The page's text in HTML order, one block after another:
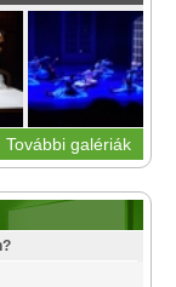
További galériák